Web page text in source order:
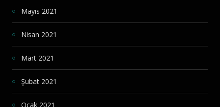
Mayıs 2021
Nisan 2021
Mart 2021
Şubat 2021
Ocak 2021